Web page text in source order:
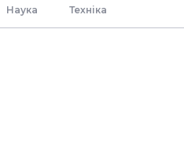
Наука Технiка